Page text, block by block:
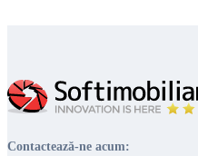
Contactează-ne acum: